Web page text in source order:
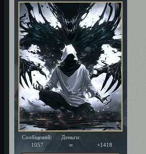
Сообщений:
1057
Деньги:
∞
+1418